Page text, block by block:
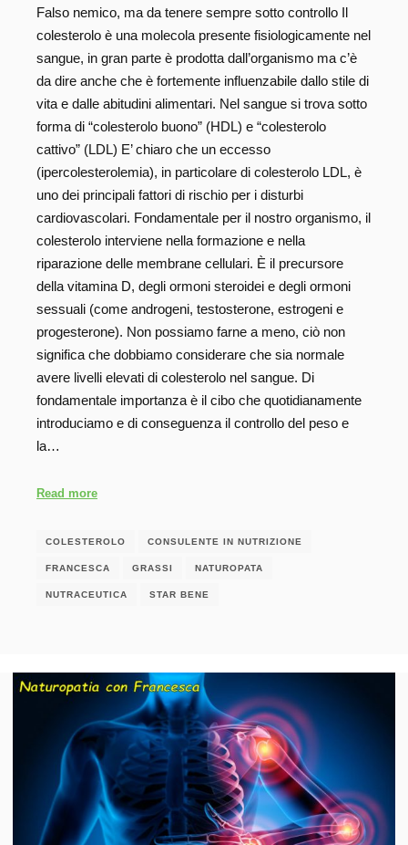
Falso nemico, ma da tenere sempre sotto controllo Il
colesterolo è una molecola presente fisiologicamente nel
sangue, in gran parte è prodotta dall’organismo ma c’è
da dire anche che è fortemente influenzabile dallo stile di
vita e dalle abitudini alimentari. Nel sangue si trova sotto
forma di “colesterolo buono” (HDL) e “colesterolo
cattivo” (LDL) E’ chiaro che un eccesso
(ipercolesterolemia), in particolare di colesterolo LDL, è
uno dei principali fattori di rischio per i disturbi
cardiovascolari. Fondamentale per il nostro organismo, il
colesterolo interviene nella formazione e nella
riparazione delle membrane cellulari. È il precursore
della vitamina D, degli ormoni steroidei e degli ormoni
sessuali (come androgeni, testosterone, estrogeni e
progesterone). Non possiamo farne a meno, ciò non
significa che dobbiamo considerare che sia normale
avere livelli elevati di colesterolo nel sangue. Di
fondamentale importanza è il cibo che quotidianamente
introduciamo e di conseguenza il controllo del peso e
la…
Read more
COLESTEROLO CONSULENTE IN NUTRIZIONE
FRANCESCA GRASSI NATUROPATA
NUTRACEUTICA STAR BENE